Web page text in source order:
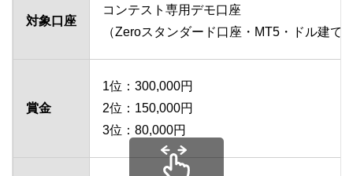
対象口座
コンテスト専用デモ口座
（Zeroスタンダード口座・MT5・ドル建て
賞金
1位：300,000円
2位：150,000円
3位：80,000円